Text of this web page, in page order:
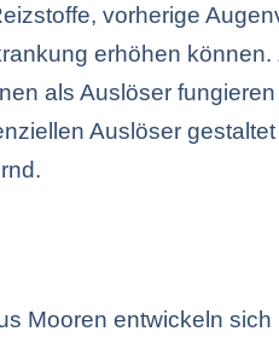
vorherige
erhöhen
als Auslöser
Auslöser
Mooren entwickeln